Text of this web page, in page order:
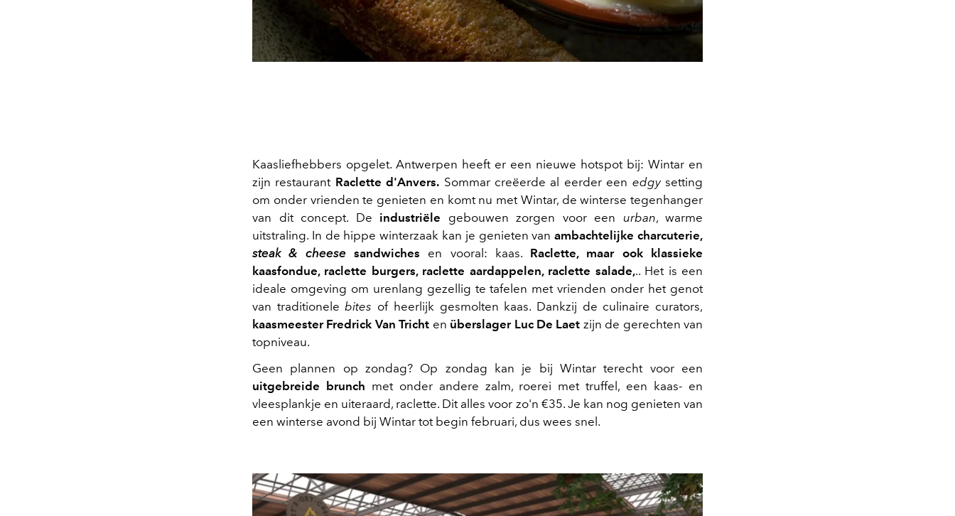
Kaasliefhebbers opgelet. Antwerpen heeft er een nieuwe hotspot bij: Wintar en
zijn restaurant Raclette d'Anvers. Sommar creëerde al eerder een edgysetting
om onder vrienden te genieten en komt nu met Wintar, de winterse tegenhanger
van dit concept. De industriële gebouwen zorgen voor een urban, warme
uitstraling. In de hippe winterzaak kan je genieten vanambachtelijke charcuterie,
steak & cheesesandwiches en vooral: kaas. Raclette, maar ook klassieke
kaasfondue, raclette burgers, raclette aardappelen, raclette salade,.. Het is een
ideale omgeving om urenlang gezellig te tafelen met vrienden onder het genot
van traditionelebites of heerlijk gesmolten kaas. Dankzij de culinaire curators,
kaasmeester Fredrick Van Tricht en überslager Luc De Laet zijn de gerechten van
topniveau.
Geen plannen op zondag? Op zondag kan je bij Wintar terecht voor een
uitgebreide brunch met onder andere zalm, roerei met truffel, een kaas- en
vleesplankje en uiteraard, raclette. Dit alles voor zo'n €35. Je kan nog genieten van
een winterse avond bij Wintar tot begin februari, dus wees snel.